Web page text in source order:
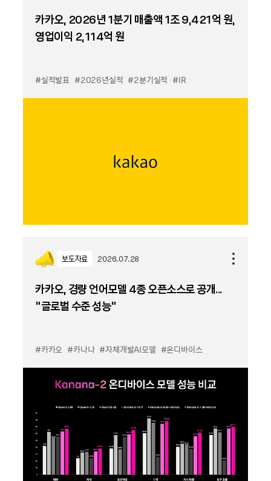
카카오, 2026년 1분기 매출액 1조 9,421억 원,
영업이익 2,114억 원
#실적발표 #2026년실적 #2분기실적 #IR
보도자료 2026.07.28
카카오, 경량 언어모델 4종 오픈소스로 공개...
“글로벌 수준 성능”
#카카오 #카나나 #자체개발AI모델 #온디바이스